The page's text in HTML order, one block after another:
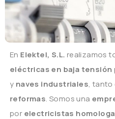
En Elektel, S.L. realizamos
eléctricas en baja tensión
y naves industriales, tanto
reformas. Somos una
por electricistas